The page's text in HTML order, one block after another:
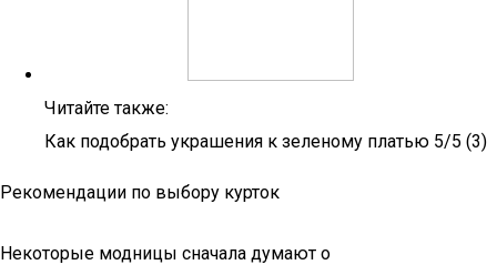
Читайте также:
Как подобрать украшения к зеленому платью 5/5 (3)
Рекомендации по выбору курток
Некоторые модницы сначала думают о